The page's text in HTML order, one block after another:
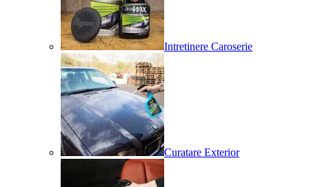
Intretinere Caroserie
Curatare Exterior